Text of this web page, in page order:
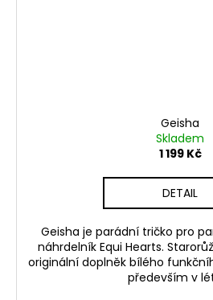
Geisha
Skladem
1 199 Kč
DETAIL
Geisha je parádní tričko pro
náhrdelník Equi Hearts.
originální doplněk bílého
především v